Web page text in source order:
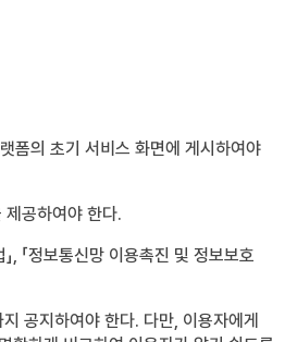
폼의 초기 서비스 화면에 게시하여야
공하여야 한다.
, 「정보통신망 이용촉진 및 정보보호
공지하여야 한다. 다만, 이용자에게